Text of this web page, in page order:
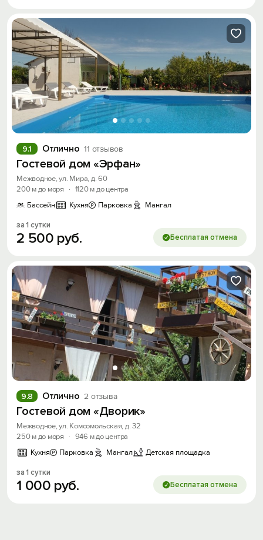
Отлично 11 отзывов
9.1
Гостевой дом «Эрфан»
Межводное, ул. Мира, д. 60
200 м до моря
· 1120 м до центра
Бассейн
Кухня Парковка Мангал
за 1 сутки
2 500 руб. Бесплатая отмена
Отлично 2 отзыва
9.8
Гостевой дом «Дворик»
Межводное, ул. Комсомольская, д. 32
250 м до моря
· 946 м до центра
Кухня
Парковка Мангал Детская площадка
за 1 сутки
1 000 руб. Бесплатая отмена